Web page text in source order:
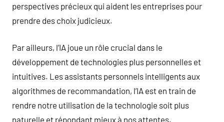
perspectives précieux qui aident les entreprises pour
prendre des choix judicieux.
Par ailleurs, l’IA joue un rôle crucial dans le
développement de technologies plus personnelles et
intuitives. Les assistants personnels intelligents aux
algorithmes de recommandation, l’IA est en train de
rendre notre utilisation de la technologie soit plus
naturelle et répondant mieux à nos attentes.